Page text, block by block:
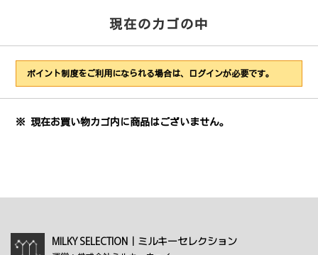
現在のカゴの中
ポイント制度をご利用になられる場合は、ログインが必要です。
※ 現在お買い物カゴ内に商品はございません。
MILKY SELECTION｜ミルキーセレクション